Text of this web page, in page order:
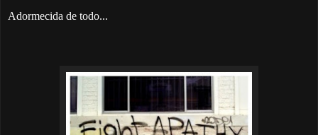
Adormecida de todo...